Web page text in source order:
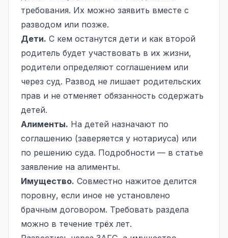
требования. Их можно заявить вместе с
разводом или позже.
Дети. С кем останутся дети и как второй
родитель будет участвовать в их жизни,
родители определяют соглашением или
через суд. Развод не лишает родительских
прав и не отменяет обязанность содержать
детей.
Алименты. На детей назначают по
соглашению (заверяется у нотариуса) или
по решению суда. Подробности — в статье
заявление на алименты.
Имущество. Совместно нажитое делится
поровну, если иное не установлено
брачным договором. Требовать раздела
можно в течение трёх лет.